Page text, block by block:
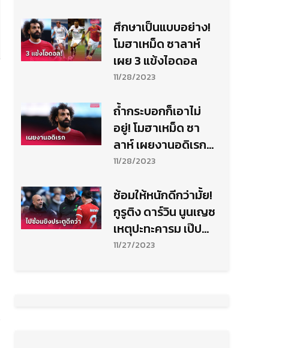
ศึกษาเป็นแบบอย่าง!
โมฮาเหม็ด ซาลาห์
เผย 3 แข้งไอดอล
11/28/2023
ถ้ำกระบอกก็เอาไม่
อยู่! โมฮาเหม็ด ซา
ลาห์ เผยงานอดิเรก
เสพติดหนักทุกวัน
11/28/2023
ซ้อมให้หนักดีกว่ามั้ย!
กูรูติง ดาร์วิน นูนเญซ
เหตุปะทะคารม เป๊ป
กวาร์ดิโอล่า
11/27/2023